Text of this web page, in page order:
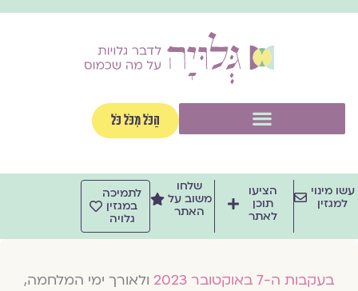
הַכֹּל מִכֹּל כֹּל
מינוי
למגזין
הציעו
תוכן
לאתר
שלחו
משוב על
האתר
לתמיכה
במגזין
גלויה
בעקבות ה-7 באוקטובר 2023
ולאורך ימי המלחמה,